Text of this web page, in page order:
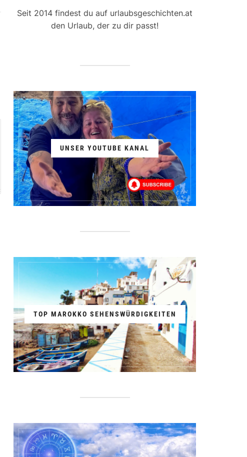
Seit 2014 findest du auf urlaubsgeschichten.at
den Urlaub, der zu dir passt!
UNSER YOUTUBE KANAL
TOP MAROKKO SEHENSWÜRDIGKEITEN